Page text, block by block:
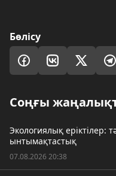
Бөлісу
Соңғы
Экологиялық еріктілер:
ынтымақтастық
07.08.2026 20:38